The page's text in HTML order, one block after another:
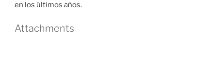
en los últimos años.
Attachments